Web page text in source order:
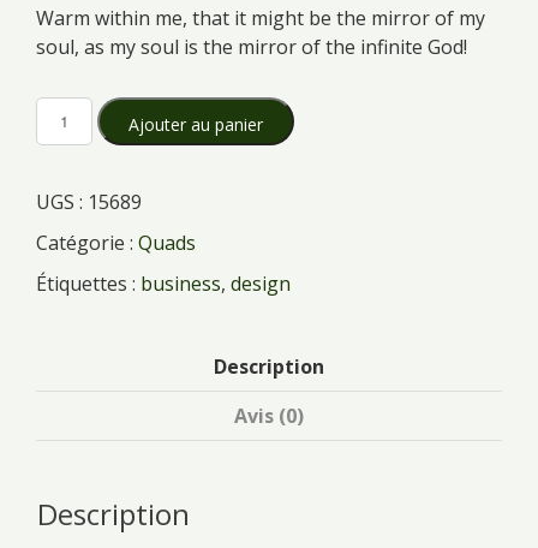
Warm within me, that it might be the mirror of my
soul, as my soul is the mirror of the infinite God!
Ajouter au panier
UGS : 15689
Catégorie : Quads
Étiquettes : business, design
Description
Avis (0)
Description